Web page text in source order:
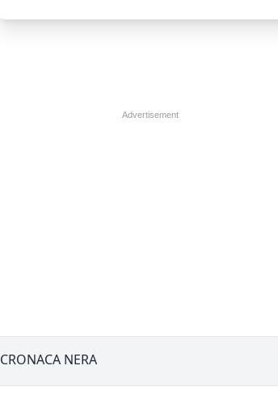
CRONACA NERA